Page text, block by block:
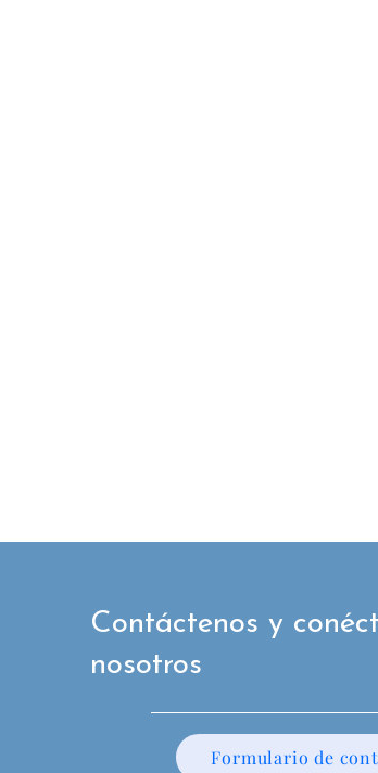
Contáctenos y
nosotros
Formulario de